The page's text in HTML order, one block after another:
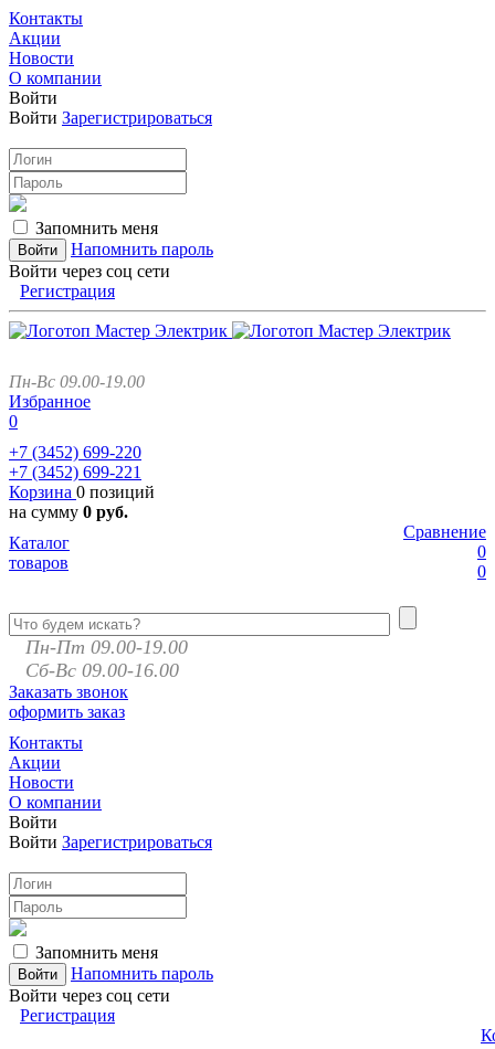
Контакты
Акции
Новости
О компании
Войти
Войти Зарегистрироваться
Запомнить меня
Напомнить пароль
Войти через соц сети
Регистрация
Пн-Вс 09.00-19.00
Избранное
0
+7 (3452) 699-220
+7 (3452) 699-221
Корзина 0 позиций
на сумму 0 руб.
Сравнение
0
0
Каталог
товаров
Пн-Пт 09.00-19.00
Сб-Вс 09.00-16.00
Заказать звонок
оформить заказ
Контакты
Акции
Новости
О компании
Войти
Войти Зарегистрироваться
Запомнить меня
Напомнить пароль
Войти через соц сети
Регистрация